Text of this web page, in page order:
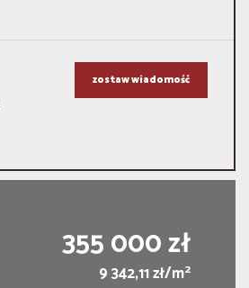
zostaw wiadomość
355 000 zł
9 342,11 zł/m2